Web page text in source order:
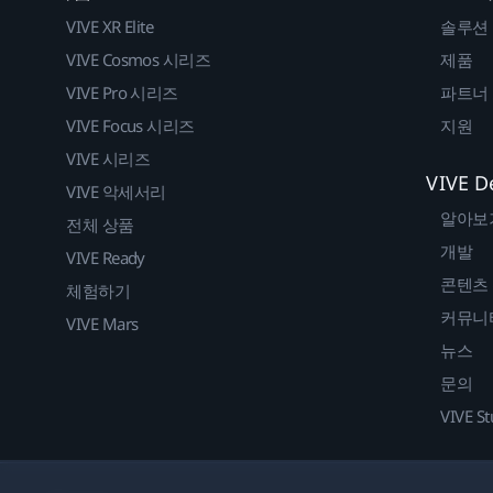
VIVE XR Elite
VIVE Cosmos 시리즈
VIVE Pro 시리즈
VIVE Focus 시리즈
VIVE 시리즈
VIVE 악세서리
전체 상품
VIVE Ready
체험하기
VIVE Mars
솔루션
제품
파트너
지원
VIVE
알아보
개발
콘텐츠
커뮤니
뉴스
문의
VIVE